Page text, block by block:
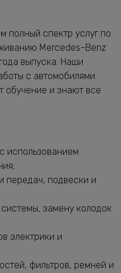
от 1160 руб.
от 680 руб.
от 1640 руб.
полный спектр услуг по
Mercedes-Benz
выпуска. Наши
с автомобилями
обучение и знают все
использованием
передач, подвески и
замену колодок
электрики и
фильтров, ремней и